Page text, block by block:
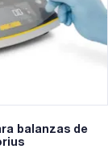
balanzas de